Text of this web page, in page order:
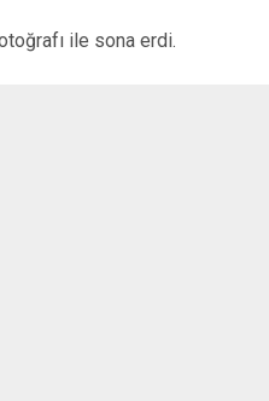
ile sona erdi.